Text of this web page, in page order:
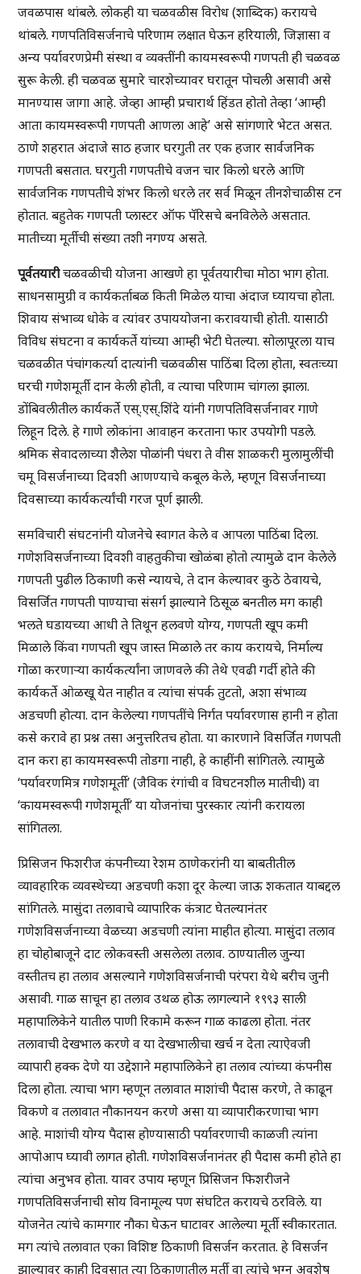
जवळपास थांबले. लोकही या चळवळीस विरोध (शाब्दिक) करायचे
थांबले. गणपतिविसर्जनाचे परिणाम लक्षात घेऊन हरियाली, जिज्ञासा व
अन्य पर्यावरणप्रेमी संस्था व व्यक्तींनी कायमस्वरूपी गणपती ही चळवळ
सुरू केली. ही चळवळ सुमारे चारशेच्यावर घरातून पोचली असावी असे
मानण्यास जागा आहे. जेव्हा आम्ही प्रचारार्थ हिंडत होतो तेव्हा ‘आम्ही
आता कायमस्वरूपी गणपती आणला आहे’ असे सांगणारे भेटत असत.
ठाणे शहरात अंदाजे साठ हजार घरगुती तर एक हजार सार्वजनिक
गणपती बसतात. घरगुती गणपतीचे वजन चार किलो धरले आणि
सार्वजनिक गणपतीचे शंभर किलो धरले तर सर्व मिळून तीनशेचाळीस टन
होतात. बहुतेक गणपती प्लास्टर ऑफ पॅरिसचे बनविलेले असतात.
मातीच्या मूर्तीची संख्या तशी नगण्य असते.
पूर्वतयारीचळवळीची योजना आखणे हा पूर्वतयारीचा मोठा भाग होता.
साधनसामुग्री व कार्यकर्ताबळ किती मिळेल याचा अंदाज घ्यायचा होता.
शिवाय संभाव्य धोके व त्यांवर उपाययोजना करावयाची होती. यासाठी
विविध संघटना व कार्यकर्ते यांच्या आम्ही भेटी घेतल्या. सोलापूरला याच
चळवळीत पंचांगकर्त्या दात्यांनी चळवळीस पाठिंबा दिला होता, स्वतःच्या
घरची गणेशमूर्ती दान केली होती, व त्याचा परिणाम चांगला झाला.
डोंबिवलीतील कार्यकर्ते एस्.एस्.शिंदे यांनी गणपतिविसर्जनावर गाणे
लिहून दिले. हे गाणे लोकांना आवाहन करताना फार उपयोगी पडले.
श्रमिक सेवादलाच्या शैलेश पोळांनी पंधरा ते वीस शाळकरी मुलामुलींची
चमू विसर्जनाच्या दिवशी आणण्याचे कबूल केले, म्हणून विसर्जनाच्या
दिवसाच्या कार्यकर्त्यांची गरज पूर्ण झाली.
समविचारी संघटनांनी योजनेचे स्वागत केले व आपला पाठिंबा दिला.
गणेशविसर्जनाच्या दिवशी वाहतुकीचा खोळंबा होतो त्यामुळे दान केलेले
गणपती पुढील ठिकाणी कसे न्यायचे, ते दान केल्यावर कुठे ठेवायचे,
विसर्जित गणपती पाण्याचा संसर्ग झाल्याने ठिसूळ बनतील मग काही
भलते घडायच्या आधी ते तिथून हलवणे योग्य, गणपती खूप कमी
मिळाले किंवा गणपती खूप जास्त मिळाले तर काय करायचे, निर्माल्य
गोळा करणाऱ्या कार्यकर्त्यांना जाणवले की तेथे एवढी गर्दी होते की
कार्यकर्ते ओळखू येत नाहीत व त्यांचा संपर्क तुटतो, अशा संभाव्य
अडचणी होत्या. दान केलेल्या गणपतींचे निर्गत पर्यावरणास हानी न होता
कसे करावे हा प्रश्न तसा अनुत्तरितच होता. या कारणाने विसर्जित गणपती
दान करा हा कायमस्वरूपी तोडगा नाही, हे काहींनी सांगितले. त्यामुळे
‘पर्यावरणमित्र गणेशमूर्ती’ (जैविक रंगांची व विघटनशील मातीची) वा
‘कायमस्वरूपी गणेशमूर्ती’ या योजनांचा पुरस्कार त्यांनी करायला
सांगितला.
प्रिसिजन फिशरीज कंपनीच्या रेशम ठाणेकरांनी या बाबतीतील
व्यावहारिक व्यवस्थेच्या अडचणी कशा दूर केल्या जाऊ शकतात याबद्दल
सांगितले. मासुंदा तलावाचे व्यापारिक कंत्राट घेतल्यानंतर
गणेशविसर्जनाच्या वेळच्या अडचणी त्यांना माहीत होत्या. मासुंदा तलाव
हा चोहोबाजूने दाट लोकवस्ती असलेला तलाव. ठाण्यातील जुन्या
वस्तीतच हा तलाव असल्याने गणेशविसर्जनाची परंपरा येथे बरीच जुनी
असावी. गाळ साचून हा तलाव उथळ होऊ लागल्याने १९९३ साली
महापालिकेने यातील पाणी रिकामे करून गाळ काढला होता. नंतर
तलावाची देखभाल करणे व या देखभालीचा खर्च न देता त्याऐवजी
व्यापारी हक्क देणे या उद्देशाने महापालिकेने हा तलाव त्यांच्या कंपनीस
दिला होता. त्याचा भाग म्हणून तलावात माशांची पैदास करणे, ते काढून
विकणे व तलावात नौकानयन करणे असा या व्यापारीकरणाचा भाग
आहे. माशांची योग्य पैदास होण्यासाठी पर्यावरणाची काळजी त्यांना
आपोआप घ्यावी लागत होती. गणेशविसर्जनानंतर ही पैदास कमी होते हा
त्यांचा अनुभव होता. यावर उपाय म्हणून प्रिसिजन फिशरीजने
गणपतिविसर्जनाची सोय विनामूल्य पण संघटित करायचे ठरविले. या
योजनेत त्यांचे कामगार नौका घेऊन घाटावर आलेल्या मूर्ती स्वीकारतात.
मग त्यांचे तलावात एका विशिष्ट ठिकाणी विसर्जन करतात. हे विसर्जन
झाल्यावर काही दिवसात त्या ठिकाणातील मूर्ती वा त्यांचे भग्न अवशेष